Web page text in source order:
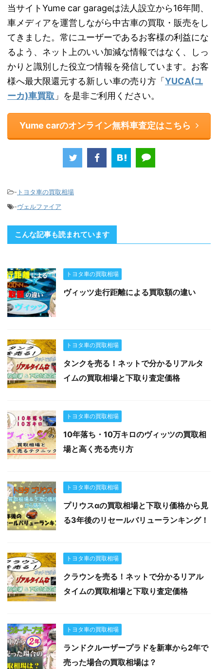
当サイトYume car garageは法人設立から16年間、
車メディアを運営しながら中古車の買取・販売をし
てきました。常にユーザーであるお客様の利益にな
るよう、ネット上のいい加減な情報ではなく、しっ
かりと識別した役立つ情報を発信しています。お客
様へ最大限還元する新しい車の売り方「YUCA(ユ
ーカ)車買取 」を是非ご利用ください。
Yume carのオンライン無料車査定はこちら
- トヨタ車の買取相場
-ヴェルファイア
こんな記事も読まれています
トヨタ車の買取相場
ヴィッツ走行距離による買取額の違い
トヨタ車の買取相場
タンクを売る！ネットで分かるリアルタ
イムの買取相場と下取り査定価格
トヨタ車の買取相場
10年落ち・10万キロのヴィッツの買取相
場と高く売る売り方
トヨタ車の買取相場
プリウスαの買取相場と下取り価格から見
る3年後のリセールバリューランキング！
トヨタ車の買取相場
クラウンを売る！ネットで分かるリアル
タイムの買取相場と下取り査定価格
トヨタ車の買取相場
ランドクルーザープラドを新車から2年で
売った場合の買取相場は？